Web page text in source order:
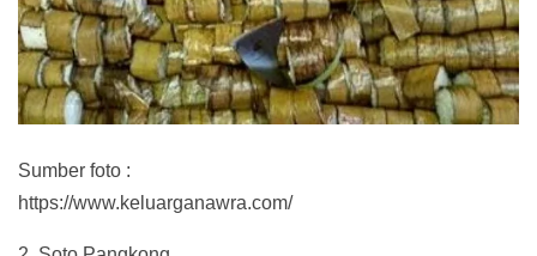
Sumber foto :
https://www.keluarganawra.com/